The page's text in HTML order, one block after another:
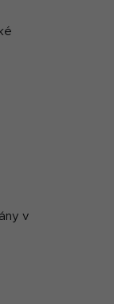
v